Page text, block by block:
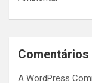
Comentários
A WordPress